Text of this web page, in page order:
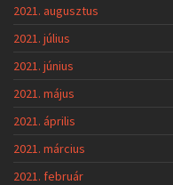
2021. augusztus
2021. július
2021. június
2021. május
2021. április
2021. március
2021. február